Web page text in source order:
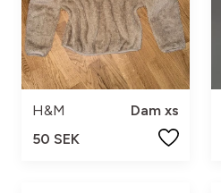
H&M
Dam xs
50 SEK